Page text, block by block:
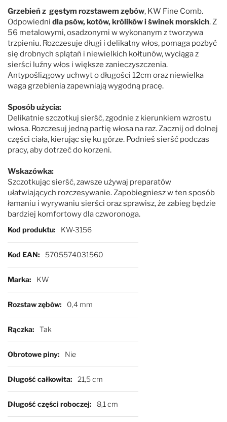
Grzebień z gęstym rozstawem zębów, KW Fine Comb.
Odpowiedni dla psów, kotów, królików i świnek morskich. Z
56 metalowymi, osadzonymi w wykonanym z tworzywa
trzpieniu. Rozczesuje długi i delikatny włos, pomaga pozbyć
się drobnych splątań i niewielkich kołtunów, wyciąga z
sierści luźny włos i większe zanieczyszczenia.
Antypoślizgowy uchwyt o długości 12cm oraz niewielka
waga grzebienia zapewniają wygodną pracę.
Sposób użycia:
Delikatnie szczotkuj sierść, zgodnie z kierunkiem wzrostu
włosa. Rozczesuj jedną partię włosa na raz. Zacznij od dolnej
części ciała, kierując się ku górze. Podnieś sierść podczas
pracy, aby dotrzeć do korzeni.
Wskazówka:
Szczotkując sierść, zawsze używaj preparatów
ułatwiających rozczesywanie. Zapobiegniesz w ten sposób
łamaniu i wyrywaniu sierści oraz sprawisz, że zabieg będzie
bardziej komfortowy dla czworonoga.
Więcej informacji
Kod produktu KW-3156
Kod EAN 5705574031560
Marka KW
Rozstaw zębów 0,4 mm
Rączka Tak
Obrotowe piny Nie
Długość całkowita 21,5 cm
Długość części roboczej 8,1 cm